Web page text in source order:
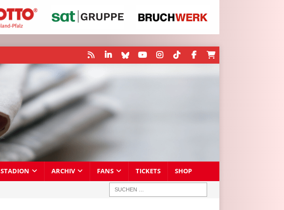
STADION ARCHIV FANS TICKETS SHOP